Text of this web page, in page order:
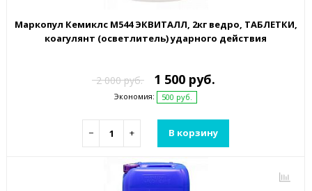
Маркопул Кемиклс М544 ЭКВИТАЛЛ, 2кг ведро, ТАБЛЕТКИ,
коагулянт (осветлитель) ударного действия
2 000 руб. 1 500 руб.
Экономия: 500 руб.
− + В корзину